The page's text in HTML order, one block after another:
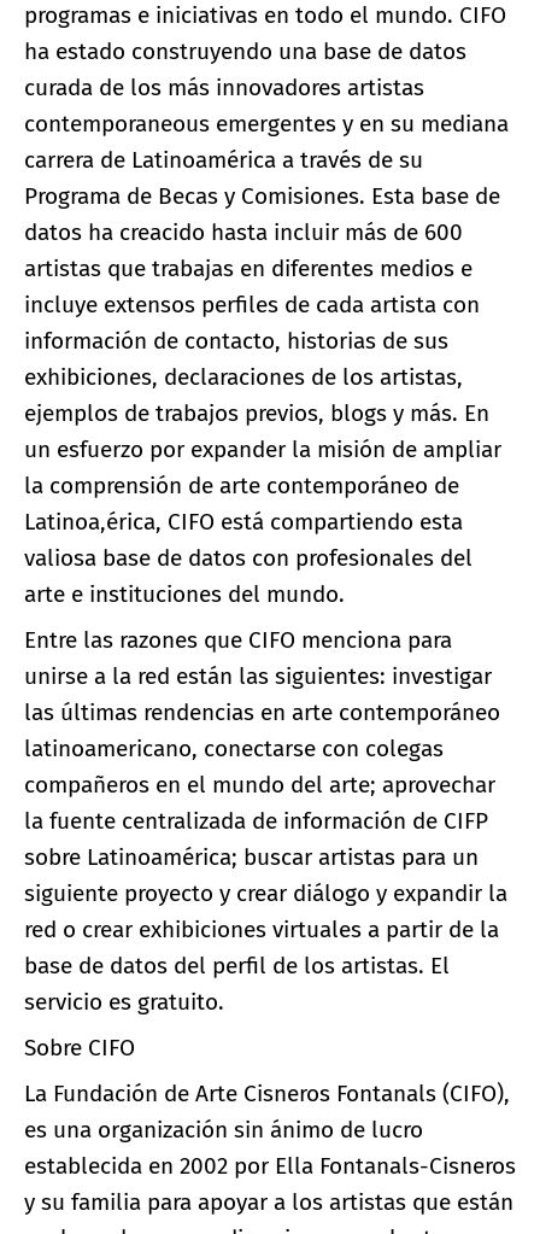
programas e iniciativas en todo el mundo. CIFO
ha estado construyendo una base de datos
curada de los más innovadores artistas
contemporaneous emergentes y en su mediana
carrera de Latinoamérica a través de su
Programa de Becas y Comisiones. Esta base de
datos ha creacido hasta incluir más de 600
artistas que trabajas en diferentes medios e
incluye extensos perfiles de cada artista con
información de contacto, historias de sus
exhibiciones, declaraciones de los artistas,
ejemplos de trabajos previos, blogs y más. En
un esfuerzo por expander la misión de ampliar
la comprensión de arte contemporáneo de
Latinoa,érica, CIFO está compartiendo esta
valiosa base de datos con profesionales del
arte e instituciones del mundo.
Entre las razones que CIFO menciona para
unirse a la red están las siguientes: investigar
las últimas rendencias en arte contemporáneo
latinoamericano, conectarse con colegas
compañeros en el mundo del arte; aprovechar
la fuente centralizada de información de CIFP
sobre Latinoamérica; buscar artistas para un
siguiente proyecto y crear diálogo y expandir la
red o crear exhibiciones virtuales a partir de la
base de datos del perfil de los artistas. El
servicio es gratuito.
Sobre CIFO
La Fundación de Arte Cisneros Fontanals (CIFO),
es una organización sin ánimo de lucro
establecida en 2002 por Ella Fontanals-Cisneros
y su familia para apoyar a los artistas que están